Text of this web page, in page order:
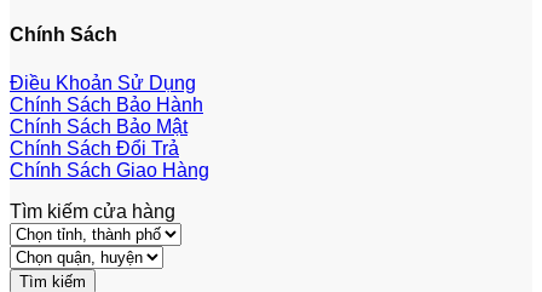
Chính Sách
Điều Khoản Sử Dụng
Chính Sách Bảo Hành
Chính Sách Bảo Mật
Chính Sách Đổi Trả
Chính Sách Giao Hàng
Tìm kiếm cửa hàng